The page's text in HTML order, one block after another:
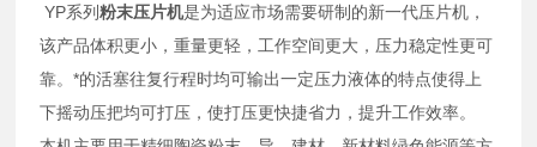
YP系列粉末压片机是为适应市场需要研制的新一代压片机，
该产品体积更小，重量更轻，工作空间更大，压力稳定性更可
靠。*的活塞往复行程时均可输出一定压力液体的特点使得上
下摇动压把均可打压，使打压更快捷省力，提升工作效率。